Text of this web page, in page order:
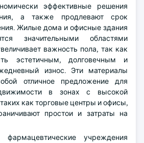
эффективные решения
а также продлевают срок
Жилые дома и офисные здания
значительными областями
важность пола, так как
эстетичным, долговечным и
износ. Эти материалы
отличное предложение для
в зонах с высокой
как торговые центры и офисы,
простои и затраты на
учреждения